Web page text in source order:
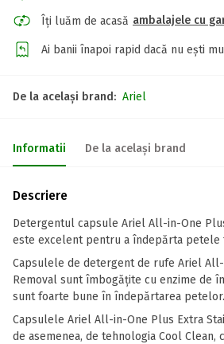
Îți luăm de acasă ambalajele cu
Ai banii înapoi rapid dacă nu ești
De la același brand: Ariel
Informatii De la același brand
Descriere
Detergentul capsule Ariel All-in-One
este excelent pentru a îndepărta petele
Capsulele de detergent de rufe Ariel
Removal sunt îmbogățite cu enzime de
sunt foarte bune în îndepărtarea petelor.
Capsulele Ariel All-in-One Plus Extra
de asemenea, de tehnologia Cool Clean,